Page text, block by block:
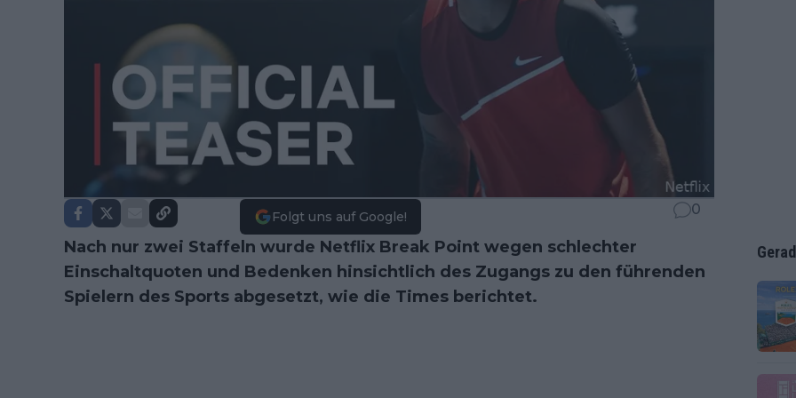
Folgt uns auf Google! 0
Nach nur zwei Staffeln wurde Netflix Break Point wegen schlechter
Einschaltquoten und Bedenken hinsichtlich des Zugangs zu den führenden
Spielern des Sports abgesetzt, wie die Times berichtet.